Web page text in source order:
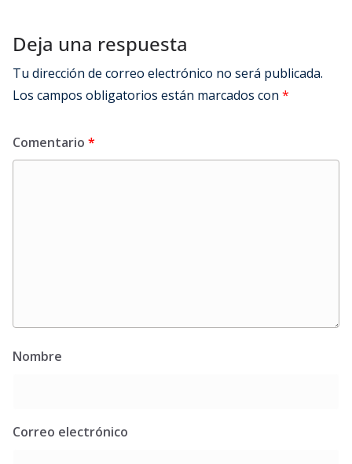
Deja una respuesta
Tu dirección de correo electrónico no será publicada.
Los campos obligatorios están marcados con *
Comentario *
Nombre
Correo electrónico